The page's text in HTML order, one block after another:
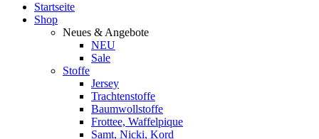
Startseite
Shop
Neues & Angebote
NEU
Sale
Stoffe
Jersey
Trachtenstoffe
Baumwollstoffe
Frottee, Waffelpique
Samt, Nicki, Kord